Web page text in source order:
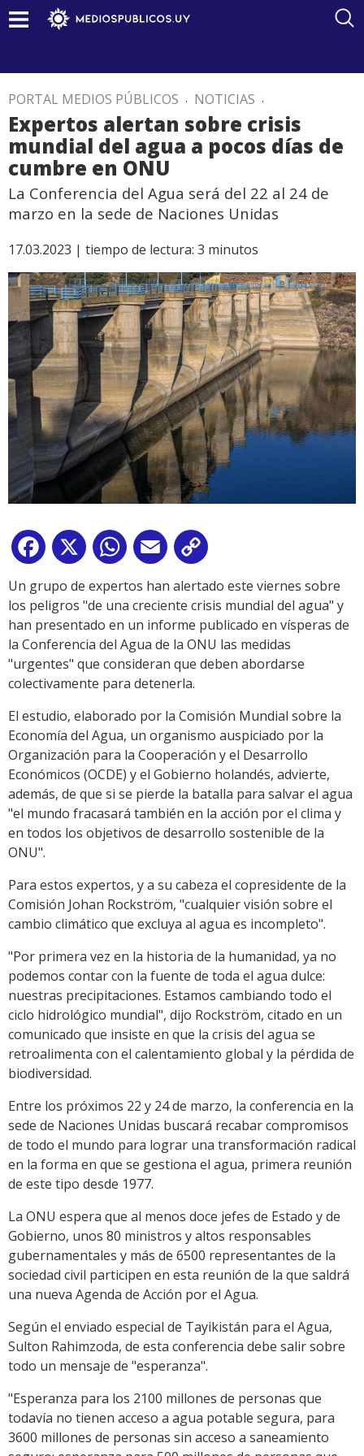
PORTAL MEDIOS PÚBLICOS . NOTICIAS .
Expertos alertan sobre crisis
mundial del agua a pocos días de
cumbre en ONU
La Conferencia del Agua será del 22 al 24 de
marzo en la sede de Naciones Unidas
17.03.2023 | tiempo de lectura: 3 minutos
Facebook
X WhatsApp
Email
Link
Un grupo de expertos han alertado este viernes sobre
los peligros "de una creciente crisis mundial del agua" y
han presentado en un informe publicado en vísperas de
la Conferencia del Agua de la ONU las medidas
"urgentes" que consideran que deben abordarse
colectivamente para detenerla.
El estudio, elaborado por la Comisión Mundial sobre la
Economía del Agua, un organismo auspiciado por la
Organización para la Cooperación y el Desarrollo
Económicos (OCDE) y el Gobierno holandés, advierte,
además, de que si se pierde la batalla para salvar el agua
"el mundo fracasará también en la acción por el clima y
en todos los objetivos de desarrollo sostenible de la
ONU".
Para estos expertos, y a su cabeza el copresidente de la
Comisión Johan Rockström, "cualquier visión sobre el
cambio climático que excluya al agua es incompleto".
"Por primera vez en la historia de la humanidad, ya no
podemos contar con la fuente de toda el agua dulce:
nuestras precipitaciones. Estamos cambiando todo el
ciclo hidrológico mundial", dijo Rockström, citado en un
comunicado que insiste en que la crisis del agua se
retroalimenta con el calentamiento global y la pérdida de
biodiversidad.
Entre los próximos 22 y 24 de marzo, la conferencia en la
sede de Naciones Unidas buscará recabar compromisos
de todo el mundo para lograr una transformación radical
en la forma en que se gestiona el agua, primera reunión
de este tipo desde 1977.
La ONU espera que al menos doce jefes de Estado y de
Gobierno, unos 80 ministros y altos responsables
gubernamentales y más de 6500 representantes de la
sociedad civil participen en esta reunión de la que saldrá
una nueva Agenda de Acción por el Agua.
Según el enviado especial de Tayikistán para el Agua,
Sulton Rahimzoda, de esta conferencia debe salir sobre
todo un mensaje de "esperanza".
"Esperanza para los 2100 millones de personas que
todavía no tienen acceso a agua potable segura, para
3600 millones de personas sin acceso a saneamiento